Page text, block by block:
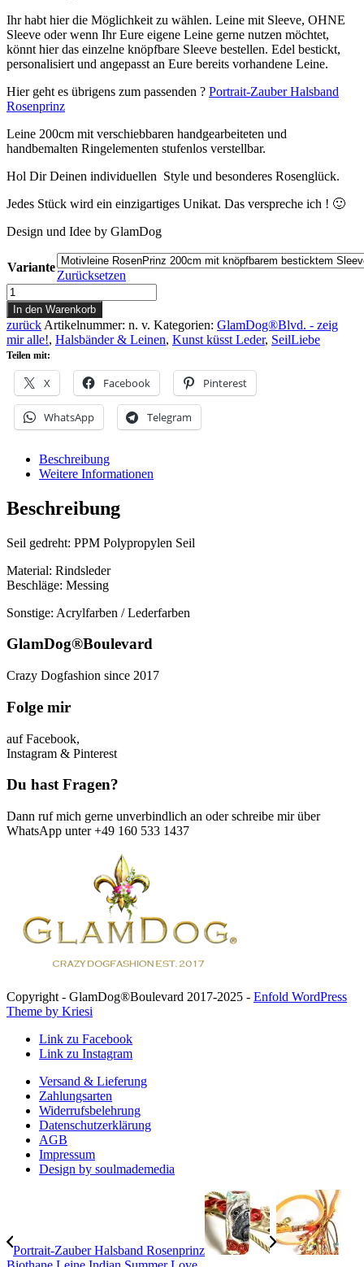
Ihr habt hier die Möglichkeit zu wählen. Leine mit Sleeve, OHNE
Sleeve oder wenn Ihr Eure eigene Leine gerne nutzen möchtet,
könnt hier das einzelne knöpfbare Sleeve bestellen. Edel bestickt,
personalisiert und angepasst an Eure bereits vorhandene Leine.
Hier geht es übrigens zum passenden ? Portrait-Zauber Halsband
Rosenprinz
Leine 200cm mit verschiebbaren handgearbeiteten und
handbemalten Ringelementen stufenlos verstellbar.
Hol Dir Deinen individuellen Style und besonderes Rosenglück.
Jedes Stück wird ein einzigartiges Unikat. Das verspreche ich ! 🙂
Design und Idee by GlamDog
Variante
Zurücksetzen
Motivleine
RosenPrinz
Menge
In den Warenkorb
zurück Artikelnummer: n. v. Kategorien: GlamDog®Blvd. - zeig
mir alle!, Halsbänder & Leinen, Kunst küsst Leder, SeilLiebe
Teilen mit:
X Facebook Pinterest
WhatsApp Telegram
Beschreibung
Weitere Informationen
Beschreibung
Seil gedreht: PPM Polypropylen Seil
Material: Rindsleder
Beschläge: Messing
Sonstige: Acrylfarben / Lederfarben
GlamDog®Boulevard
Crazy Dogfashion since 2017
Folge mir
auf Facebook,
Instagram & Pinterest
Du hast Fragen?
Dann ruf mich gerne unverbindlich an oder schreibe mir über
WhatsApp unter +49 160 533 1437
Copyright - GlamDog®Boulevard 2017-2025 - Enfold WordPress
Theme by Kriesi
Link zu Facebook
Link zu Instagram
Versand & Lieferung
Zahlungsarten
Widerrufsbelehrung
Datenschutzerklärung
AGB
Impressum
Design by soulmademedia
Portrait-Zauber Halsband Rosenprinz